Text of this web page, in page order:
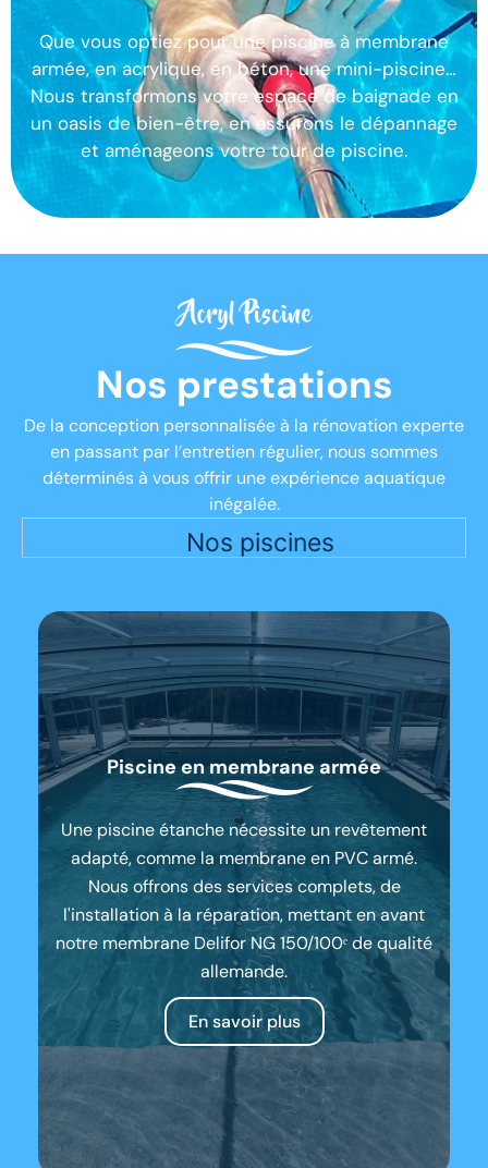
Que vous optiez pour une piscine à membrane
armée, en acrylique, en béton, une mini-piscine…
Nous transformons votre espace de baignade en
un oasis de bien-être, en assurons le dépannage
et aménageons votre tour de piscine.
Nos prestations
De la conception personnalisée à la rénovation experte
en passant par l’entretien régulier, nous sommes
déterminés à vous offrir une expérience aquatique
inégalée.
Nos piscines
Piscine en membrane armée
Une piscine étanche nécessite un revêtement
adapté, comme la membrane en PVC armé.
Nous offrons des services complets, de
l'installation à la réparation, mettant en avant
notre membrane Delifor NG 150/100ᵉ de qualité
allemande.
En savoir plus